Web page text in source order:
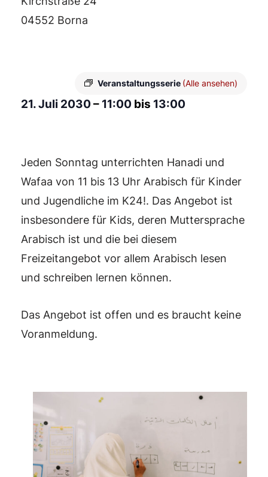
04552 Borna
Veranstaltungsserie (Alle ansehen)
21. Juli 2030 – 11:00 bis 13:00
Jeden Sonntag unterrichten Hanadi und
Wafaa von 11 bis 13 Uhr Arabisch für Kinder
und Jugendliche im K24!. Das Angebot ist
insbesondere für Kids, deren Muttersprache
Arabisch ist und die bei diesem
Freizeitangebot vor allem Arabisch lesen
und schreiben lernen können.
Das Angebot ist offen und es braucht keine
Voranmeldung.